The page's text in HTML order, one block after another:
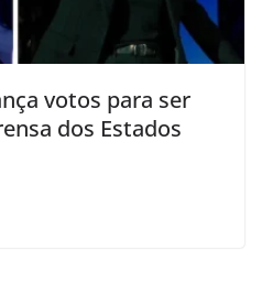
votos para ser
dos Estados